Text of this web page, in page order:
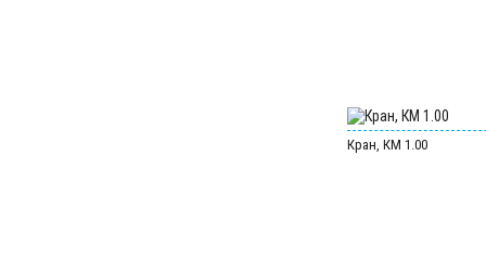
Кран, КМ 1.00